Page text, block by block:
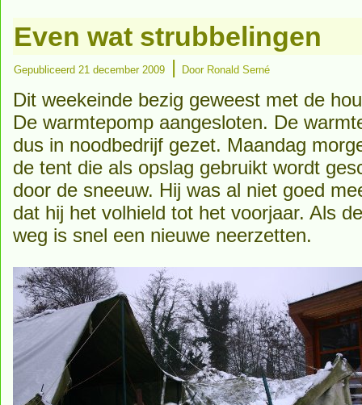
Even wat strubbelingen
Gepubliceerd 21 december 2009 | Door Ronald Serné
Dit weekeinde bezig geweest met de
De warmtepomp aangesloten. De
dus in noodbedrijf gezet. Maandag
de tent die als opslag gebruikt wordt
door de sneeuw. Hij was al niet goed
dat hij het volhield tot het voorjaar. Als
weg is snel een nieuwe neerzetten.